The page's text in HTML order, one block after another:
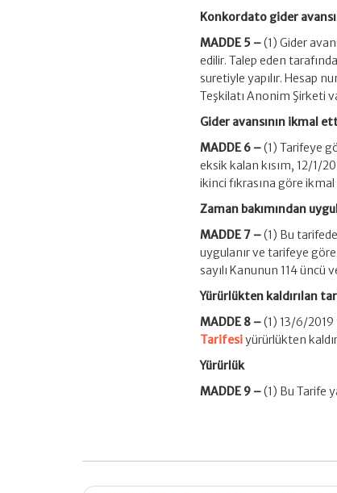
Konkordato gider
MADDE 5 –(1) Gider
edilir. Talep eden
suretiyle yapılır. Hesap
Teşkilatı Anonim Şirketi
Gider avansının ikmal
MADDE 6 –(1) Tarifeye
eksik kalan kısım, 12/1/
ikinci fıkrasına göre
Zaman bakımından
MADDE 7 –(1) Bu
uygulanır ve tarifeye
sayılı Kanunun 114 üncü
Yürürlükten kaldırılan
MADDE 8 –(1) 13/6/2019
Tarifesiyürürlükten
Yürürlük
MADDE 9 –(1) Bu Tarife